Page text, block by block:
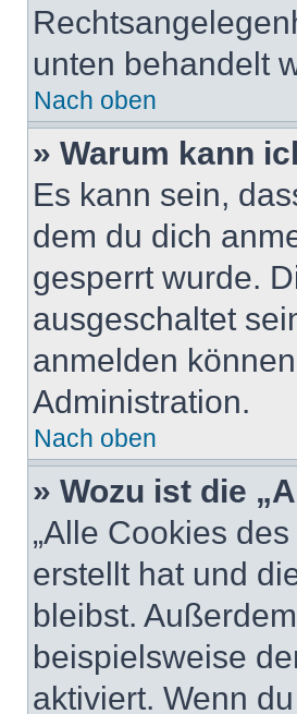
unten behandelt
Nach oben
» Warum kann
Es kann sein,
dem du dich
gesperrt wurde.
ausgeschaltet
anmelden
Administration.
Nach oben
» Wozu ist die
„Alle Cookies
erstellt hat und
bleibst.
beispielsweise
aktiviert. Wenn